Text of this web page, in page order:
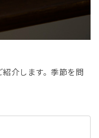
介します。季節を問